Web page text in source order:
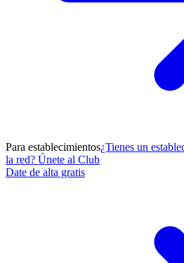
Para establecimientos¿Tienes un
la red? Únete al Club
Date de alta gratis